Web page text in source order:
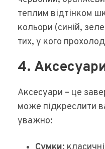
теплим відтінком
кольори (синій,
тих, у кого
4.
Аксесуари – це
може підкреслити
уважно: